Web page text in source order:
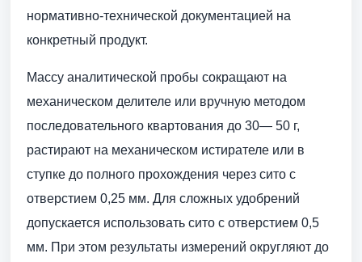
нормативно-технической документацией на
конкретный продукт.
Массу аналитической пробы сокращают на
механическом делителе или вручную методом
последовательного квартования до 30— 50 г,
растирают на механическом истирателе или в
ступке до полного прохождения через сито с
отверстием 0,25 мм. Для сложных удобрений
допускается использовать сито с отверстием 0,5
мм. При этом результаты измерений округляют до